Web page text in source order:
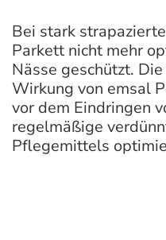
Bei stark
Parkett nicht mehr
Nässe geschützt.
Wirkung von emsal
vor dem Eindringen
regelmäßige
Pflegemittels